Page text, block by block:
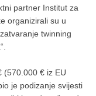
partner Institut za
organizirali su u
twinning
(570.000 € iz EU
je podizanje svijesti